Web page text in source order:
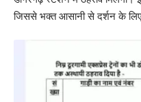
जिससे भक्त आसानी से दर्शन के